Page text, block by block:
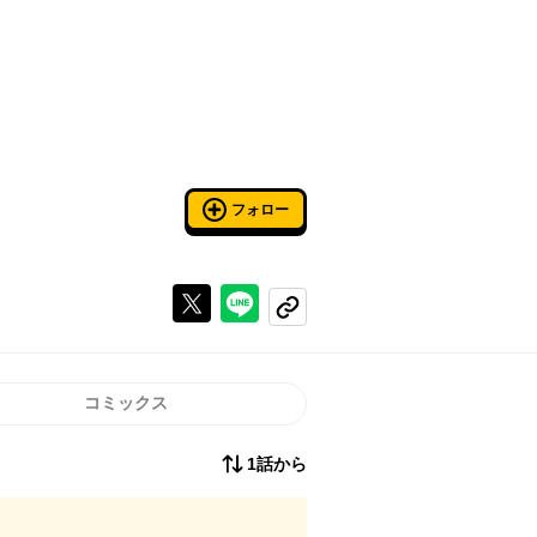
フォロー
Xで投稿するラインでシェアする
コピーする
コミックス
1話から